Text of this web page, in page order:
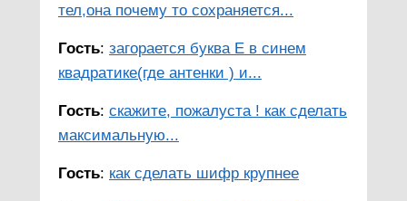
тел,она почему то сохраняется...
Гость: загорается буква Е в синем
квадратике(где антенки ) и...
Гость: скажите, пожалуста ! как сделать
максимальную...
Гость: как сделать шифр крупнее